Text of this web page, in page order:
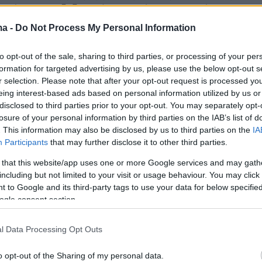
- Do Not Process My Personal Information
opt-out of the sale, sharing to third parties, or processing of your
for targeted advertising by us, please use the below opt-out
selection. Please note that after your opt-out request is processed
interest-based ads based on personal information utilized by us
to third parties prior to your opt-out. You may separately
of your personal information by third parties on the IAB’s list of
This information may also be disclosed by us to third parties on the
Participants that may further disclose it to other third parties.
that this website/app uses one or more Google services and may
but not limited to your visit or usage behaviour. You may
to Google and its third-party tags to use your data for below
consent section.
Data Processing Opt Outs
opt-out of the Sharing of my personal data.
έπεσε στη δεξαμενή, σε χωράφια στα Σαγέικα
τη Δευτέρα η ηλεκτρονική
για τους εργάτες γης από
ειδική διαδικασία μετάκλησης πολιτών
για την εποχική εργασία στον αγροτικό τομέα
γης από το Μεξικό
σε τροχαίο στις ΗΠΑ
μετέφερε περίπου πενήντα μετανάστες